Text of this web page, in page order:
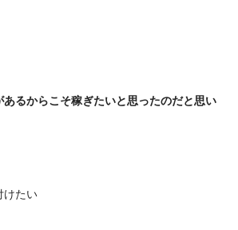
あるからこそ稼ぎたいと思ったのだと思い
けたい